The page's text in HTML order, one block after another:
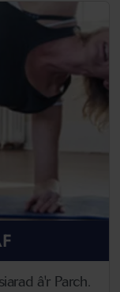
â'r Parch.